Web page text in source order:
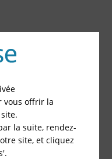
vous offrir la
la suite, rendez-
site, et cliquez